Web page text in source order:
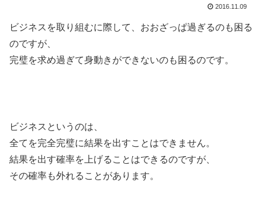
2016.11.09
ビジネスを取り組むに際して、おおざっぱ過ぎるのも困る
のですが、
完璧を求め過ぎて身動きができないのも困るのです。
ビジネスというのは、
全てを完全完璧に結果を出すことはできません。
結果を出す確率を上げることはできるのですが、
その確率も外れることがあります。